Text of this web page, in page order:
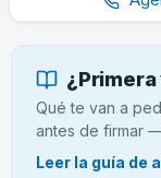
¿Primera
Qué te van a
antes de firmar
Leer la guía de